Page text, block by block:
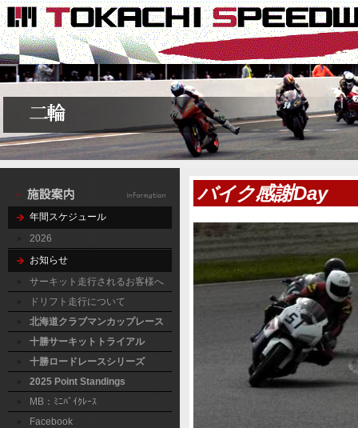
年間スケジュール
2026
お知らせ
サーキット走行されるお客様へ
ドリフト走行について
北海道クラブマンカップレース
十勝サーキットトライアル
十勝ロードレースシリーズ
2025 Point Standings
MB：ﾐﾆﾊﾞｲｸﾚｰｽ
Facebook
バイク感謝Day